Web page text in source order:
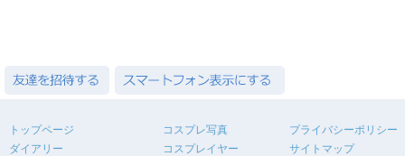
トップページ
ダイアリー
コスプレ写真
コスプレイヤー
プライバシーポリシー
サイトマップ